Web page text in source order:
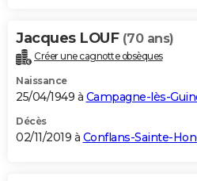
Jacques LOUF (70 ans)
Créer une cagnotte obsèques
Naissance
25/04/1949 à Campagne-lès-
Décès
02/11/2019 à Conflans-Sainte-